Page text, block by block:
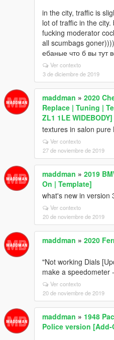
in the city, traffic is
lot of traffic in the
fucking moderator
all scumbags
ебаные что б вы тут
Ver contexto
3 de diciembre de 2019
maddman » 2020
Replace | Tuning |
ZL1 1LE WIDEBODY]
textures in salon pure
Ver contexto
27 de noviembre de 2019
maddman » 2019
On | Template]
what's new in version
Ver contexto
20 de noviembre de 2019
maddman » 2020
"Not working Dials
make a speedometer
Ver contexto
20 de noviembre de 2019
maddman » 1948
Police version [Add-